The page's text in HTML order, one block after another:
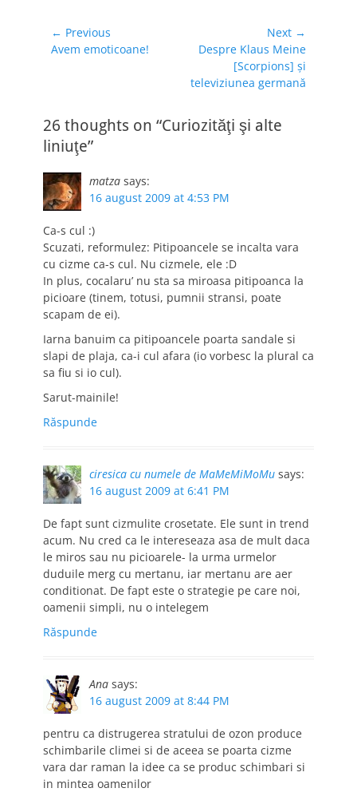
Navigare
în
← Previous
Previous
Avem emoticoane!
Next →
NextDespre Klaus Meine
[Scorpions] şi
televiziunea germană
26 thoughts on “Curiozităţi şi alte
liniuţe”
matza says:
16 august 2009 at 4:53 PM
Ca-s cul :)
Scuzati, reformulez: Pitipoancele se incalta vara
cu cizme ca-s cul. Nu cizmele, ele :D
In plus, cocalaru’ nu sta sa miroasa pitipoanca la
picioare (tinem, totusi, pumnii stransi, poate
scapam de ei).
Iarna banuim ca pitipoancele poarta sandale si
slapi de plaja, ca-i cul afara (io vorbesc la plural ca
sa fiu si io cul).
Sarut-mainile!
Răspunde
ciresica cu numele de MaMeMiMoMu says:
16 august 2009 at 6:41 PM
De fapt sunt cizmulite crosetate. Ele sunt in trend
acum. Nu cred ca le intereseaza asa de mult daca
le miros sau nu picioarele- la urma urmelor
duduile merg cu mertanu, iar mertanu are aer
conditionat. De fapt este o strategie pe care noi,
oamenii simpli, nu o intelegem
Răspunde
Ana says:
16 august 2009 at 8:44 PM
pentru ca distrugerea stratului de ozon produce
schimbarile climei si de aceea se poarta cizme
vara dar raman la idee ca se produc schimbari si
in mintea oamenilor